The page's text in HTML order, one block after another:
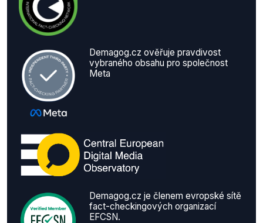
Demagog.cz ověřuje pravdivost
vybraného obsahu pro společnost
Meta
Demagog.cz je členem evropské sítě
fact-checkingových organizací
EFCSN.